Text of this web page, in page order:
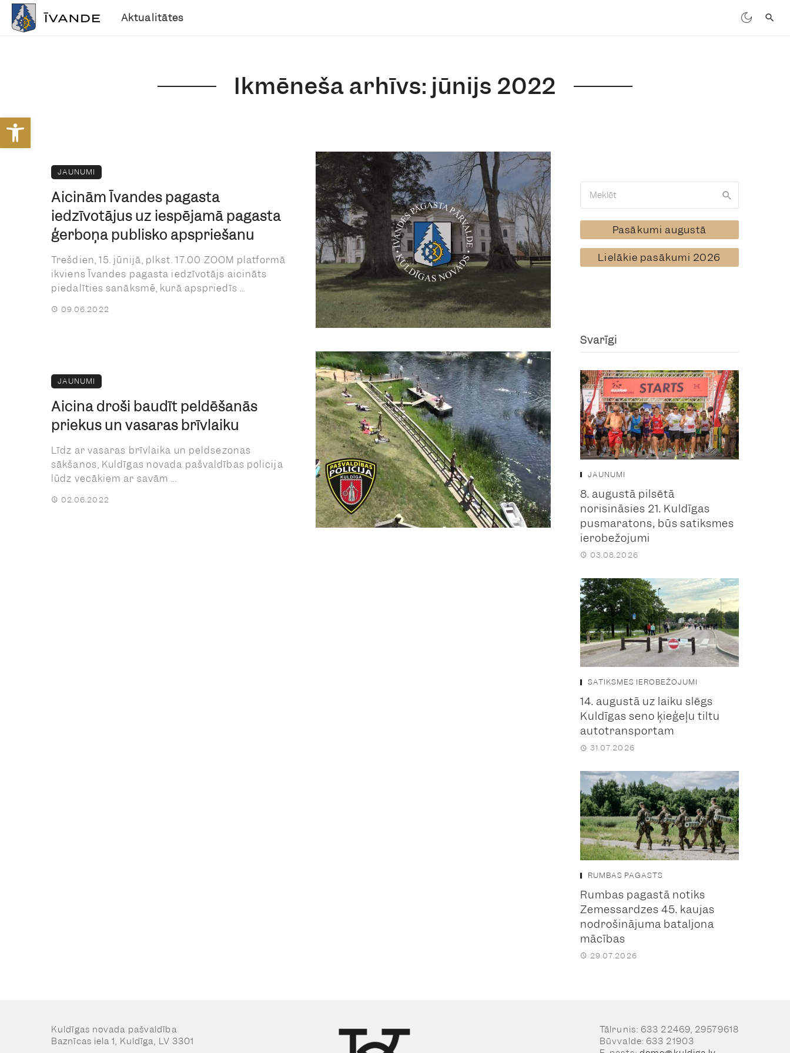
Open toolbar
Aktualitātes
Ikmēneša arhīvs: jūnijs 2022
JAUNUMI
Aicinām Īvandes pagasta
iedzīvotājus uz iespējamā pagasta
ģerboņa publisko apspriešanu
Trešdien, 15. jūnijā, plkst. 17.00 ZOOM platformā
ikviens Īvandes pagasta iedzīvotājs aicināts
piedalīties sanāksmē, kurā apspriedīs ...
09.06.2022
JAUNUMI
Aicina droši baudīt peldēšanās
priekus un vasaras brīvlaiku
Līdz ar vasaras brīvlaika un peldsezonas
sākšanos, Kuldīgas novada pašvaldības policija
lūdz vecākiem ar savām ...
02.06.2022
Pasākumi augustā
Lielākie pasākumi 2026
Svarīgi
JAUNUMI
8. augustā pilsētā
norisināsies 21. Kuldīgas
pusmaratons, būs satiksmes
ierobežojumi
03.08.2026
SATIKSMES IEROBEŽOJUMI
14. augustā uz laiku slēgs
Kuldīgas seno ķieģeļu tiltu
autotransportam
31.07.2026
RUMBAS PAGASTS
Rumbas pagastā notiks
Zemessardzes 45. kaujas
nodrošinājuma bataljona
mācības
29.07.2026
Kuldīgas novada pašvaldība
Baznīcas iela 1, Kuldīga, LV 3301
Tālrunis: 633 22469, 29579618
Būvvalde: 633 21903